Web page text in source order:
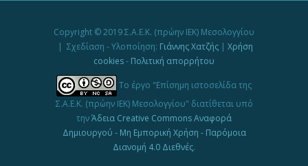
Copyright © 2019 Σ.Α.Ε.Κ. (πρώην ΙΕΚ) Μεσολογγίου
| Σχεδίαση - Υλοποίηση: Γιάννης Χατζής| Χρήση
cookies- Πολιτική απορρήτου
Το έργο "Επίσημη ιστοσελίδα της
Σ.Α.Ε.Κ. (πρώην ΙΕΚ) Μεσολογγίου" διατίθεται υπό
τηνΆδεια Creative Commons Αναφορά
Δημιουργού - Μη Εμπορική Χρήση - Παρόμοια
Διανομή 4.0 Διεθνές.